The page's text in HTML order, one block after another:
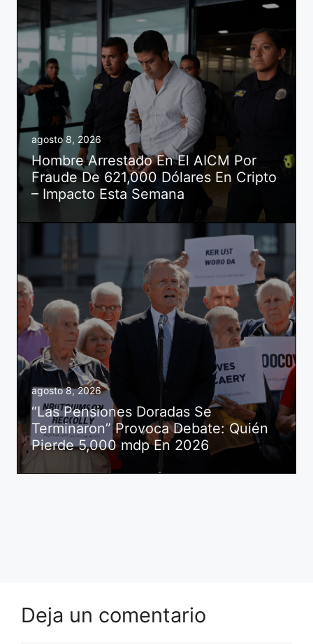
agosto 8, 2026
Hombre Arrestado En El AICM Por
Fraude De 621,000 Dólares En Cripto
– Impacto Esta Semana
agosto 8, 2026
“Las Pensiones Doradas Se
Terminaron” Provoca Debate: Quién
Pierde 5,000 mdp En 2026
Deja un comentario